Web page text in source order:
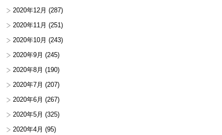
2020年12月 (287)
2020年11月 (251)
2020年10月 (243)
2020年9月 (245)
2020年8月 (190)
2020年7月 (207)
2020年6月 (267)
2020年5月 (325)
2020年4月 (95)